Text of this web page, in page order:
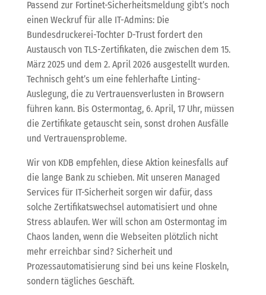
Passend zur Fortinet-Sicherheitsmeldung gibt’s noch
einen Weckruf für alle IT-Admins: Die
Bundesdruckerei-Tochter D-Trust fordert den
Austausch von TLS-Zertifikaten, die zwischen dem 15.
März 2025 und dem 2. April 2026 ausgestellt wurden.
Technisch geht’s um eine fehlerhafte Linting-
Auslegung, die zu Vertrauensverlusten in Browsern
führen kann. Bis Ostermontag, 6. April, 17 Uhr, müssen
die Zertifikate getauscht sein, sonst drohen Ausfälle
und Vertrauensprobleme.
Wir von KDB empfehlen, diese Aktion keinesfalls auf
die lange Bank zu schieben. Mit unseren Managed
Services für IT-Sicherheit sorgen wir dafür, dass
solche Zertifikatswechsel automatisiert und ohne
Stress ablaufen. Wer will schon am Ostermontag im
Chaos landen, wenn die Webseiten plötzlich nicht
mehr erreichbar sind? Sicherheit und
Prozessautomatisierung sind bei uns keine Floskeln,
sondern tägliches Geschäft.